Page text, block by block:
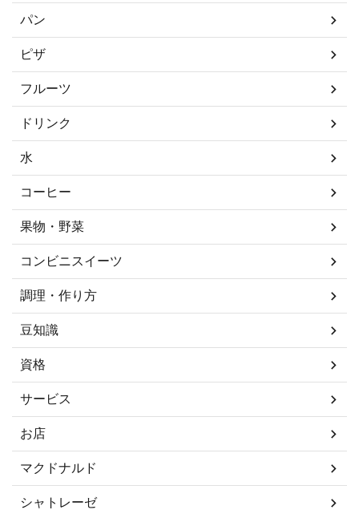
パン
ピザ
フルーツ
ドリンク
水
コーヒー
果物・野菜
コンビニスイーツ
調理・作り方
豆知識
資格
サービス
お店
マクドナルド
シャトレーゼ